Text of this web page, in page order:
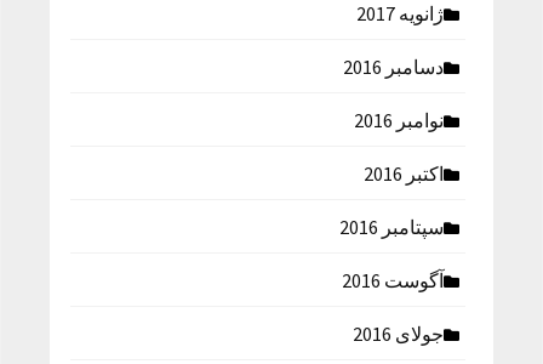
ژانویه 2017
دسامبر 2016
نوامبر 2016
اکتبر 2016
سپتامبر 2016
آگوست 2016
جولای 2016